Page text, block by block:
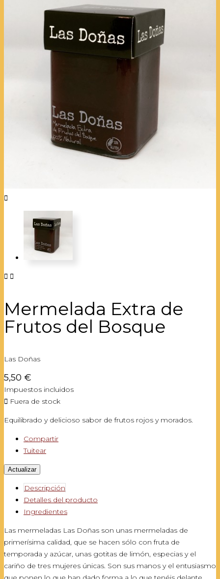

 
Mermelada Extra de
Frutos del Bosque
Las Doñas
5,50 €
Impuestos incluidos
 Fuera de stock
Equilibrado y delicioso sabor de frutos rojos y morados.
Compartir
Tuitear
Descripción
Detalles del producto
Ingredientes
Las mermeladas Las Doñas son unas mermeladas de
primerísima calidad, que se hacen sólo con fruta de
temporada y azúcar, unas gotitas de limón, especias y el
cariño de tres mujeres únicas. Son sus manos y el entusiasmo